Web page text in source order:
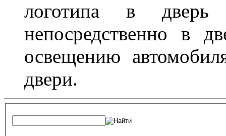
логотипа в дверь
непосредственно в
освещению
двери.